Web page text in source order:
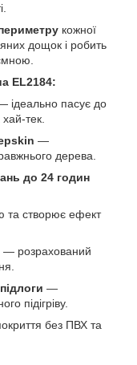
кожної
дощок і робить
EL2184:
ідеально пасує до
тек.
—
дерева.
до 24 годин
та створює ефект
— розрахований
—
підігріву.
без ПВХ та